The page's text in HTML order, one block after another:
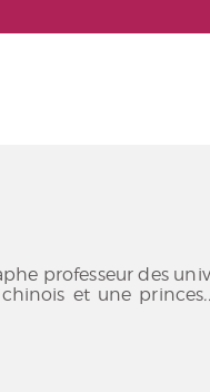
professeur des
et une princes